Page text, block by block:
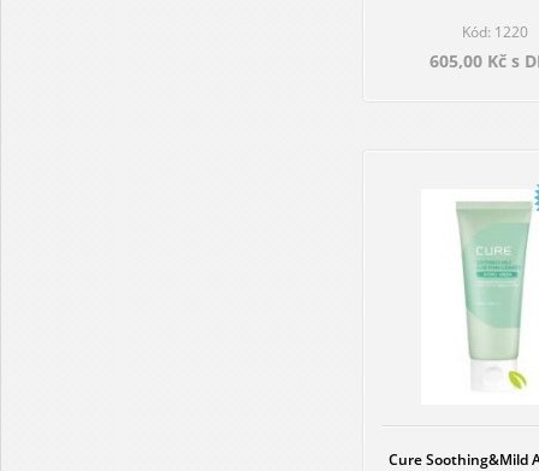
Kód: 1220
605,00 Kč s
Cure Soothing&Mild